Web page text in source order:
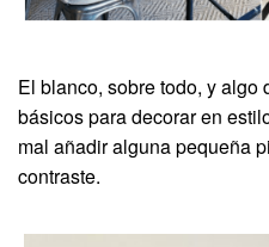
El blanco, sobre todo, y algo
básicos para decorar en
mal añadir alguna pequeña
contraste.